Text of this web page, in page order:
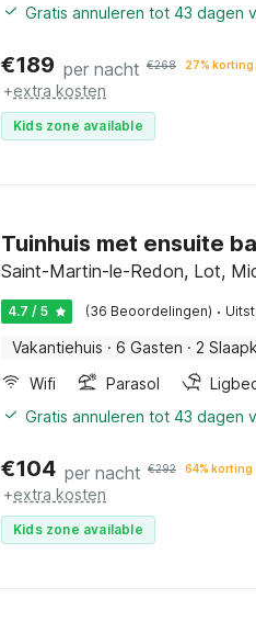
Gratis annuleren tot 43 dagen
€189 per nacht €268 27% korting
+extra kosten
Kids zone available
Tuinhuis met ensuite
Saint-Martin-le-Redon, Lot,
4.7 / 5 (36 Beoordelingen) ·
Vakantiehuis · 6 Gasten · 2
Wifi
Parasol
Gratis annuleren tot 43 dagen
€104 per nacht €292 64% korting
+extra kosten
Kids zone available